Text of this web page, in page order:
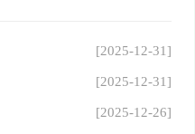
[2025-12-31]
[2025-12-31]
[2025-12-26]